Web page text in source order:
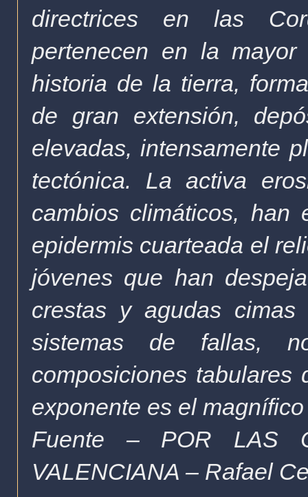
directrices en las
pertenecen en la
historia de la tierra,
de gran extensión,
elevadas, intensamente
tectónica. La activa
cambios climáticos, han
epidermis cuarteada el
jóvenes que han
crestas y agudas cimas
sistemas de fallas,
composiciones
exponente es el
Fuente – POR LAS
VALENCIANA – Rafael